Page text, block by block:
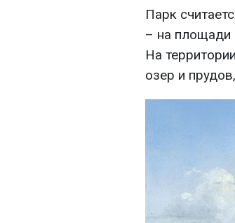
Парк
– на площади
На
озер и